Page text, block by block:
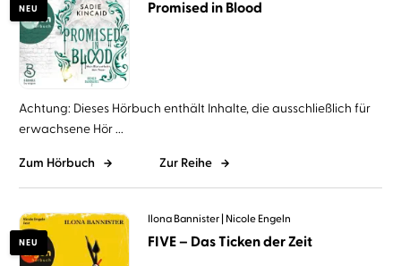
NEU Promised in Blood
Achtung: Dieses Hörbuch enthält Inhalte, die ausschließlich für
erwachsene Hör ...
Zum Hörbuch Zur Reihe
NEU
Ilona Bannister Nicole Engeln
FIVE – Das Ticken der Zeit